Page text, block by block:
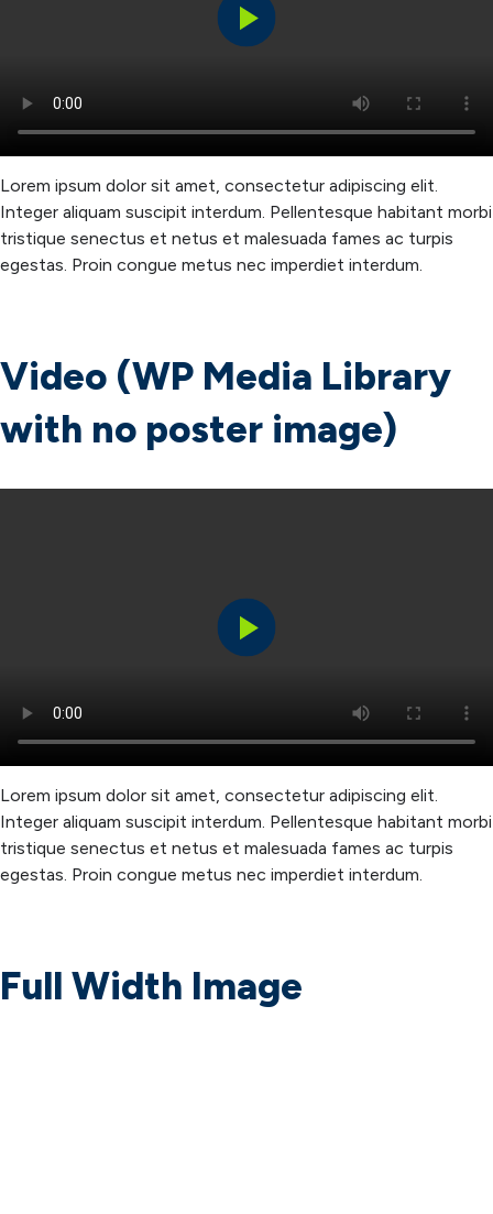
Lorem ipsum dolor sit amet, consectetur adipiscing elit.
Integer aliquam suscipit interdum. Pellentesque habitant morbi
tristique senectus et netus et malesuada fames ac turpis
egestas. Proin congue metus nec imperdiet interdum.
Video (WP Media Library
with no poster image)
Lorem ipsum dolor sit amet, consectetur adipiscing elit.
Integer aliquam suscipit interdum. Pellentesque habitant morbi
tristique senectus et netus et malesuada fames ac turpis
egestas. Proin congue metus nec imperdiet interdum.
Full Width Image